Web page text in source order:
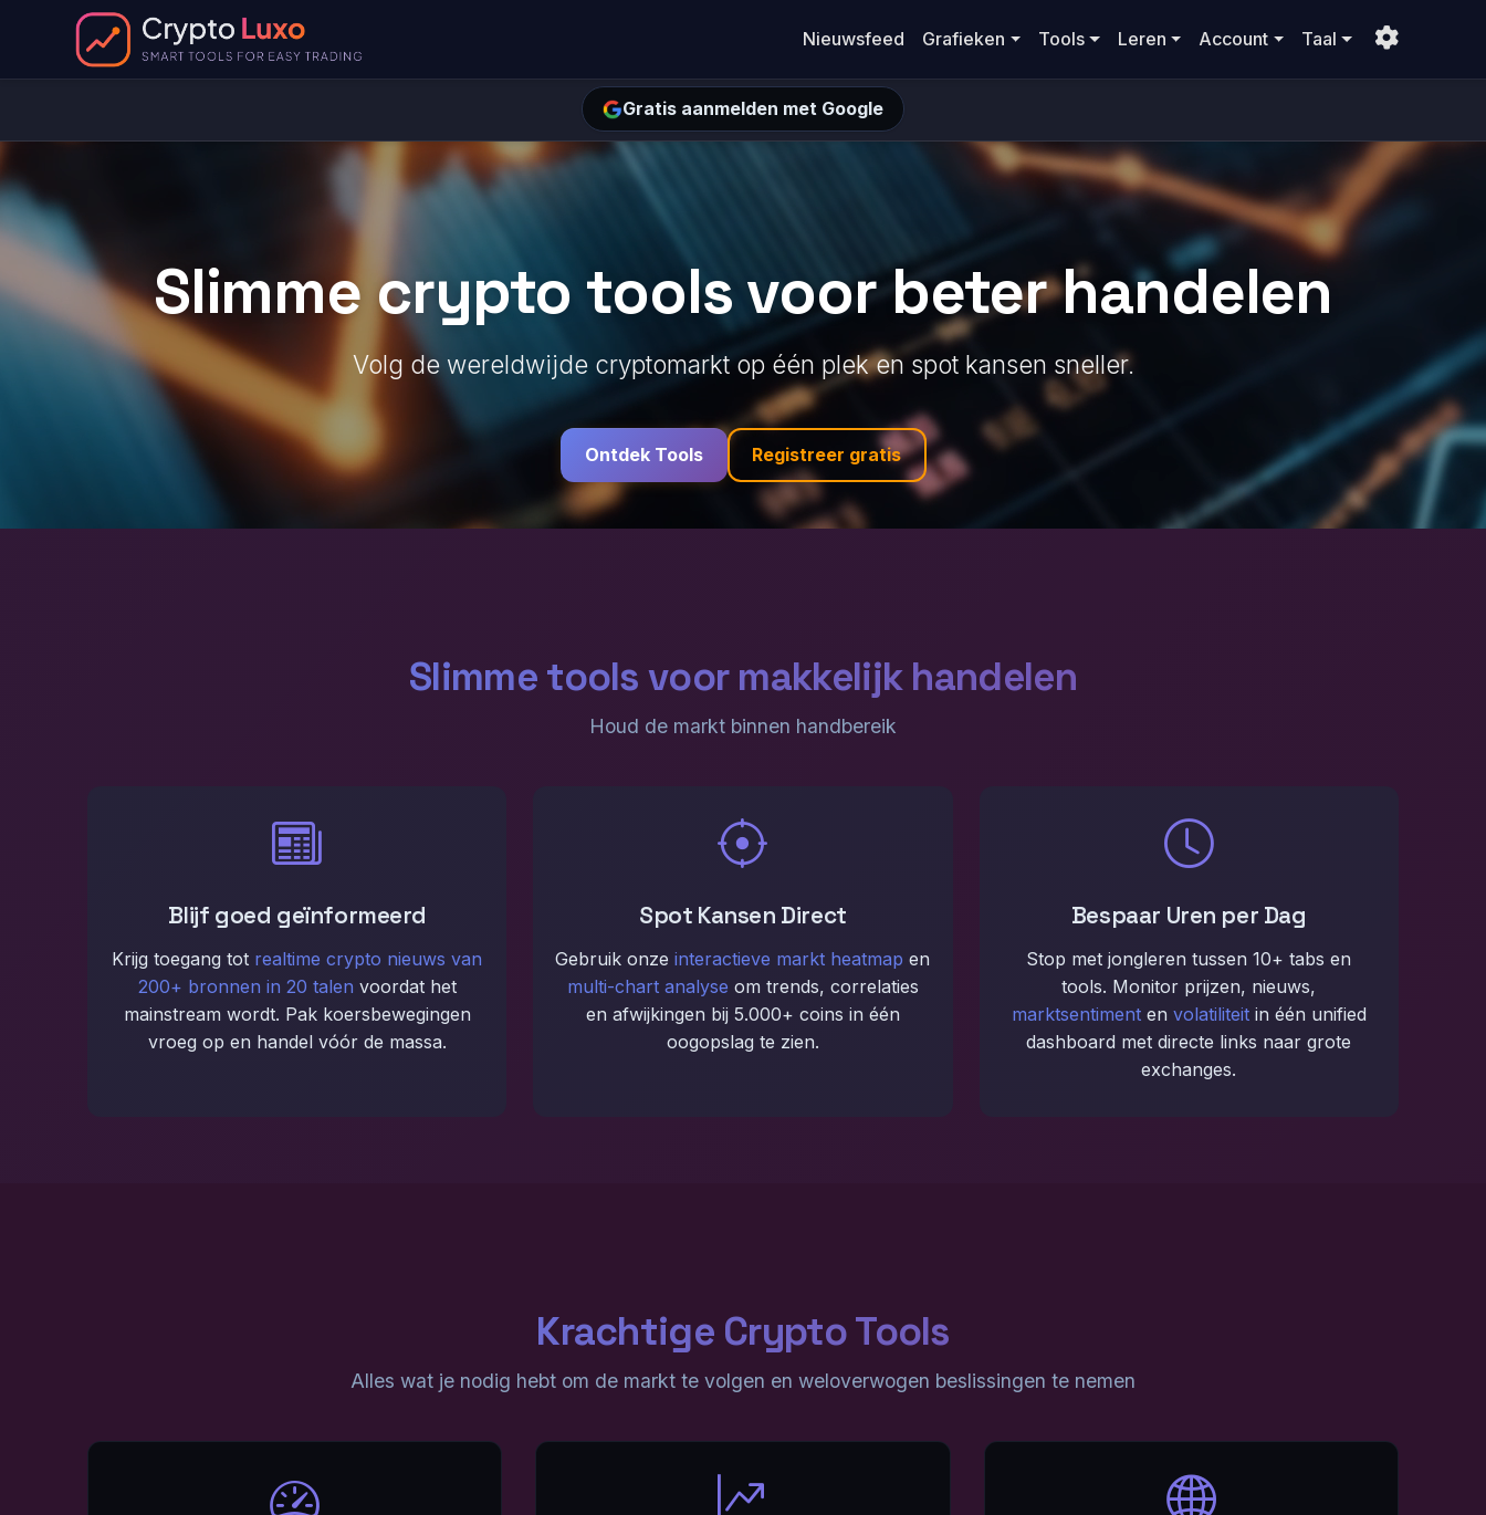
Nieuwsfeed Grafieken Tools Leren Account Taal
Gratis aanmelden met Google
Slimme crypto tools voor beter handelen
Volg de wereldwijde cryptomarkt op één plek en spot kansen sneller.
Ontdek Tools Registreer gratis
Slimme tools voor makkelijk handelen
Houd de markt binnen handbereik
Blijf goed geïnformeerd
Krijg toegang tot realtime crypto nieuws van
200+ bronnen in 20 talen voordat het
mainstream wordt. Pak koersbewegingen
vroeg op en handel vóór de massa.
Spot Kansen Direct
Gebruik onzeinteractieve markt heatmap en
multi-chart analyse om trends, correlaties
en afwijkingen bij 5.000+ coins in één
oogopslag te zien.
Bespaar Uren per Dag
Stop met jongleren tussen 10+ tabs en
tools. Monitor prijzen, nieuws,
marktsentimenten volatiliteitin één unified
dashboard met directe links naar grote
exchanges.
Krachtige Crypto Tools
Alles wat je nodig hebt om de markt te volgen en weloverwogen beslissingen te nemen